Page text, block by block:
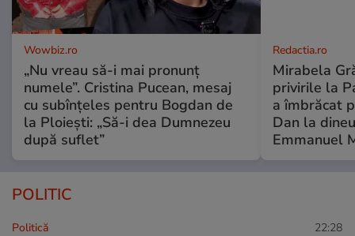
Wowbiz.ro
„Nu vreau să-i mai pronunț
numele”. Cristina Pucean, mesaj
cu subînțeles pentru Bogdan de
la Ploiești: „Să-i dea Dumnezeu
după suflet”
Redactia.ro
Mirabela
privirile la
a îmbrăcat
Dan la
Emmanuel
POLITIC
Politică 22:28